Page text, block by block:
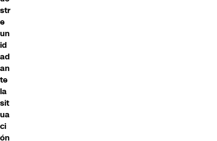
str
e
un
id
ad
an
te
la
sit
ua
ci
ón